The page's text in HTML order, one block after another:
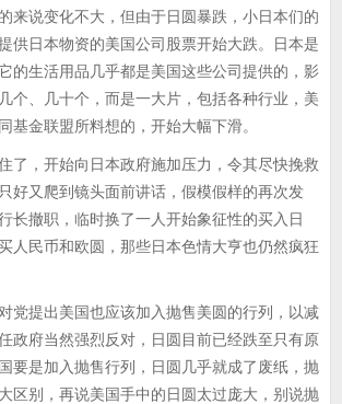
来说变化不大，但由于日圆暴跌，小日本们的
供日本物资的美国公司股票开始大跌。日本是
的生活用品几乎都是美国这些公司提供的，影
个、几十个，而是一大片，包括各种行业，美
基金联盟所料想的，开始大幅下滑。
，开始向日本政府施加压力，令其尽快挽救
好又爬到镜头面前讲话，假模假样的再次发
长撤职，临时换了一人开始象征性的买入日
人民币和欧圆，那些日本色情大亨也仍然疯狂
提出美国也应该加入抛售美圆的行列，以减
政府当然强烈反对，日圆目前已经跌至只有原
要是加入抛售行列，日圆几乎就成了废纸，抛
区别，再说美国手中的日圆太过庞大，别说抛